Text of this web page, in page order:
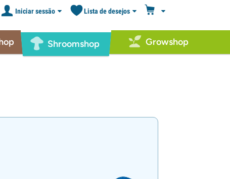
Iniciar sessão Lista de desejos
Shroomshop Growshop